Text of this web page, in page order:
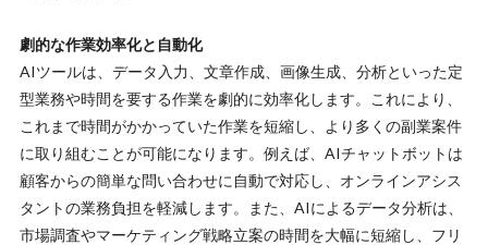
劇的な作業効率化と自動化
AIツールは、データ入力、文章作成、画像生成、分析といった定
型業務や時間を要する作業を劇的に効率化します。これにより、
これまで時間がかかっていた作業を短縮し、より多くの副業案件
に取り組むことが可能になります。例えば、AIチャットボットは
顧客からの簡単な問い合わせに自動で対応し、オンラインアシス
タントの業務負担を軽減します。また、AIによるデータ分析は、
市場調査やマーケティング戦略立案の時間を大幅に短縮し、フリ